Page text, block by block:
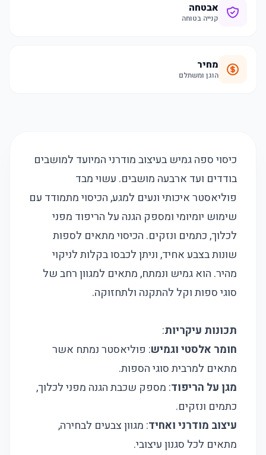
אבטחה
קנייה בטוחה
מחיר
הוגן ומשתלם
כיסוי ספה גמיש בעיצוב מודרני המיועד למושבים
בודדים ועד ארבעה מושבים. עשוי מבד
פוליאסטר איכותי ונעים למגע, הכיסוי מתמודד עם
שימוש יומיומי ומספק הגנה על הריפוד מפני
לכלוך, כתמים ונזקים. הכיסוי מתאים לספות
שונות בצבע אחיד, וניתן לכבסו בקלות לניקוי
מהיר. הוא גמיש ונמתח, מתאים למגוון רחב של
סוגי ספות וקל להתקנה ולתחזוקה.
תכונות עיקריות:
חומר אלסטי וגמיש: פוליאסטר נמתח אשר
מתאים למרבית סוגי הספות.
מגן על הריפוד: מספק שכבת הגנה מפני לכלוך,
כתמים ונזקים.
עיצוב מודרני ואחיד: מגוון צבעים לבחירה,
מתאים לכל סגנון עיצובי.